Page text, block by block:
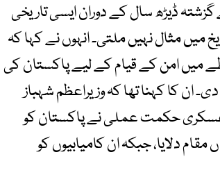
ڈیڑھ سال کے دوران ایسی تاریخی
جن کی گزشتہ 78 برس کی تاریخ میں مثال نہیں ملتی۔ انہوں نے کہا کہ
میں امن کے قیام کے لیے پاکستان کی
ان کا کہنا تھا کہ وزیراعظم شہباز
حکمت عملی نے پاکستان کو
دلایا، جبکہ ان کامیابیوں کو